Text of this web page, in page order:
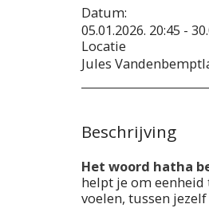
Datum:
05.01.2026. 20:45 -
Locatie
Jules
Beschrijving
Het woord hatha
helpt je om eenheid
voelen, tussen